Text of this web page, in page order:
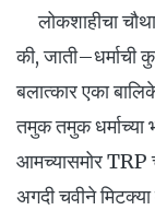
लोकशाहीचा
की, जाती–धर्माची
बलात्कार एका
तमुक तमुक धर्माच्या
आमच्यासमोर TRP
अगदी चवीने